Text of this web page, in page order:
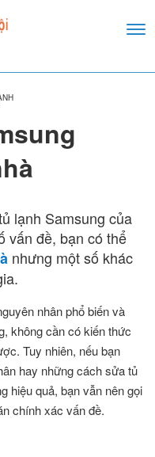
lạnh Samsung của
vấn đề, bạn có thể
nhưng một số khác
nhân phổ biến và
không cần có kiến thức
Tuy nhiên, nếu bạn
hay những cách sửa tủ
hiệu quả, bạn vẫn nên gọi
chính xác vấn đề.